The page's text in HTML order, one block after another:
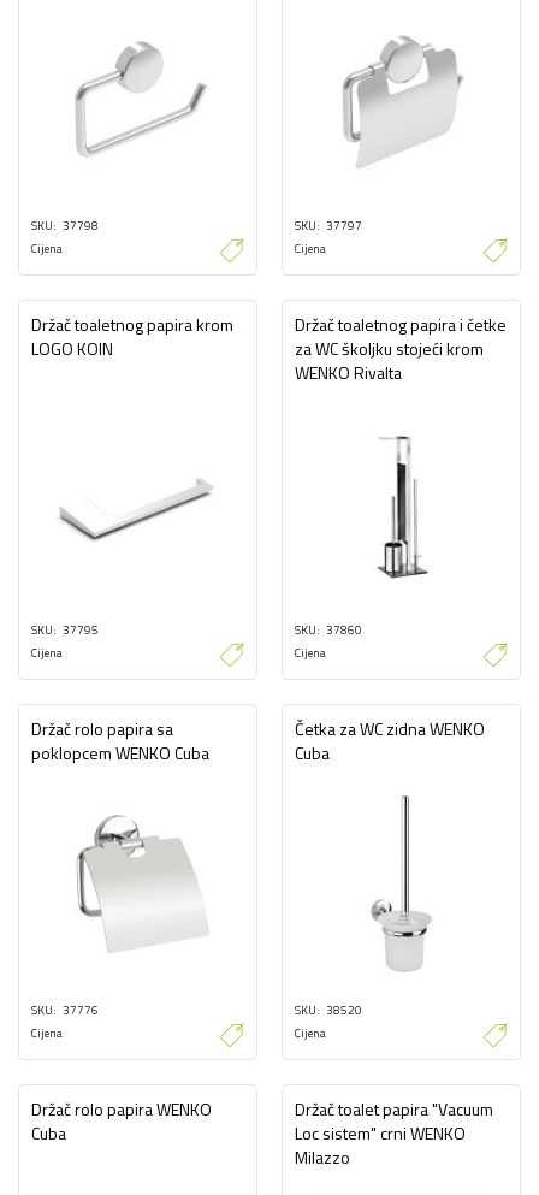
SKU 37798
Cijena
SKU 37797
Cijena
Držač toaletnog papira krom
LOGO KOIN
SKU 37795
Cijena
Držač toaletnog papira i četke
za WC školjku stojeći krom
WENKO Rivalta
SKU 37860
Cijena
Držač rolo papira sa
poklopcem WENKO Cuba
SKU 37776
Cijena
Četka za WC zidna WENKO
Cuba
SKU 38520
Cijena
Držač rolo papira WENKO
Cuba
Držač toalet papira "Vacuum
Loc sistem" crni WENKO
Milazzo